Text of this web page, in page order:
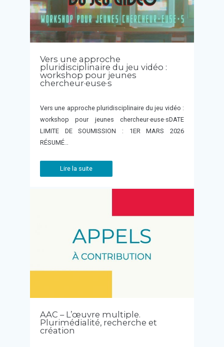
Vers une approche
pluridisciplinaire du jeu vidéo :
workshop pour jeunes
chercheur·euse·s
Vers une approche pluridisciplinaire du jeu vidéo :
workshop pour jeunes chercheur·euse·sDATE
LIMITE DE SOUMISSION : 1ER MARS 2026
RÉSUMÉ…
Lire la suite
AAC – L’œuvre multiple.
Plurimédialité, recherche et
création